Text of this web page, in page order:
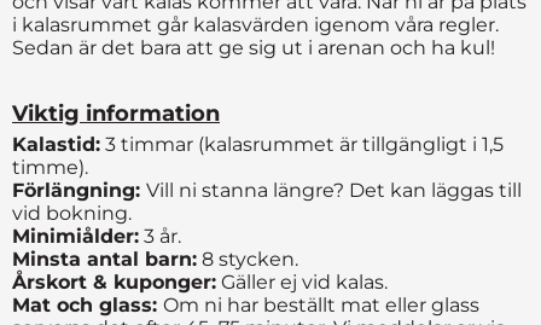
i kalasrummet går kalasvärden igenom våra regler.
Sedan är det bara att ge sig ut i arenan och ha kul!
Viktig information
Kalastid: 3 timmar (kalasrummet är tillgängligt i 1,5
timme).
Förlängning: Vill ni stanna längre? Det kan läggas till
vid bokning.
Minimiålder: 3 år.
Minsta antal barn: 8 stycken.
Årskort & kuponger: Gäller ej vid kalas.
Mat och glass: Om ni har beställt mat eller glass